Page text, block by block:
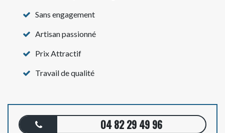
Sans engagement
Artisan passionné
Prix Attractif
Travail de qualité
04 82 29 49 96